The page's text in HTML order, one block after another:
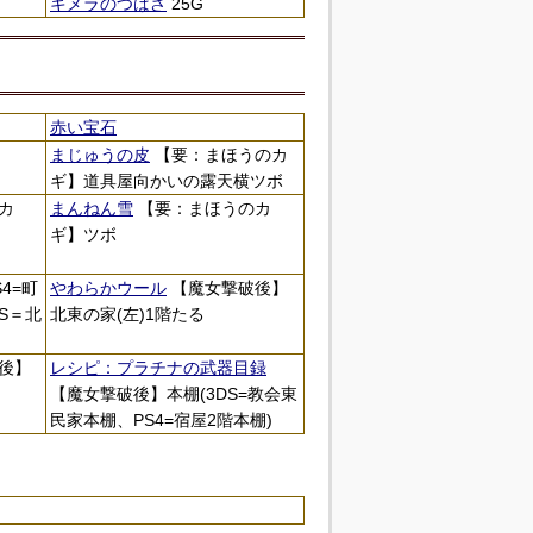
赤い宝石
まじゅうの皮 【要：まほうのカ
ギ】道具屋向かいの露天横ツボ
まんねん雪 【要：まほうのカ
ギ】ツボ
町
＝北
やわらかウール 【魔女撃破後】
北東の家(左)1階たる
】
レシピ：プラチナの武器目録
【魔女撃破後】本棚(3DS=教会東
民家本棚、PS4=宿屋2階本棚)